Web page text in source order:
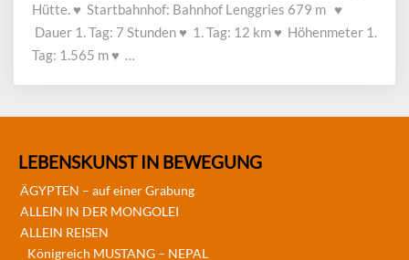
Hütte. ♥ Startbahnhof: Bahnhof Lenggries 679 m ♥
Dauer 1. Tag: 7 Stunden ♥ 1. Tag: 12 km ♥ Höhenmeter 1.
Tag: 1.565 m ♥ …
LEBENSKUNST IN BEWEGUNG
ÄGYPTEN – auf einer Grabung
ALLEIN IN DER MONGOLEI
ALLEIN REISEN
Königreich MUSTANG – NEPAL